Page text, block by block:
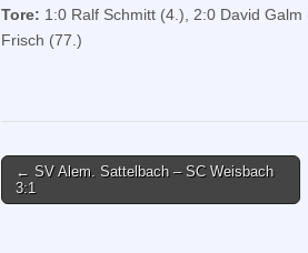
Tore: 1:0 Ralf Schmitt (4.), 2:0 David
Frisch (77.)
Post
navigation
← SV Alem. Sattelbach – SC Weisbach
3:1